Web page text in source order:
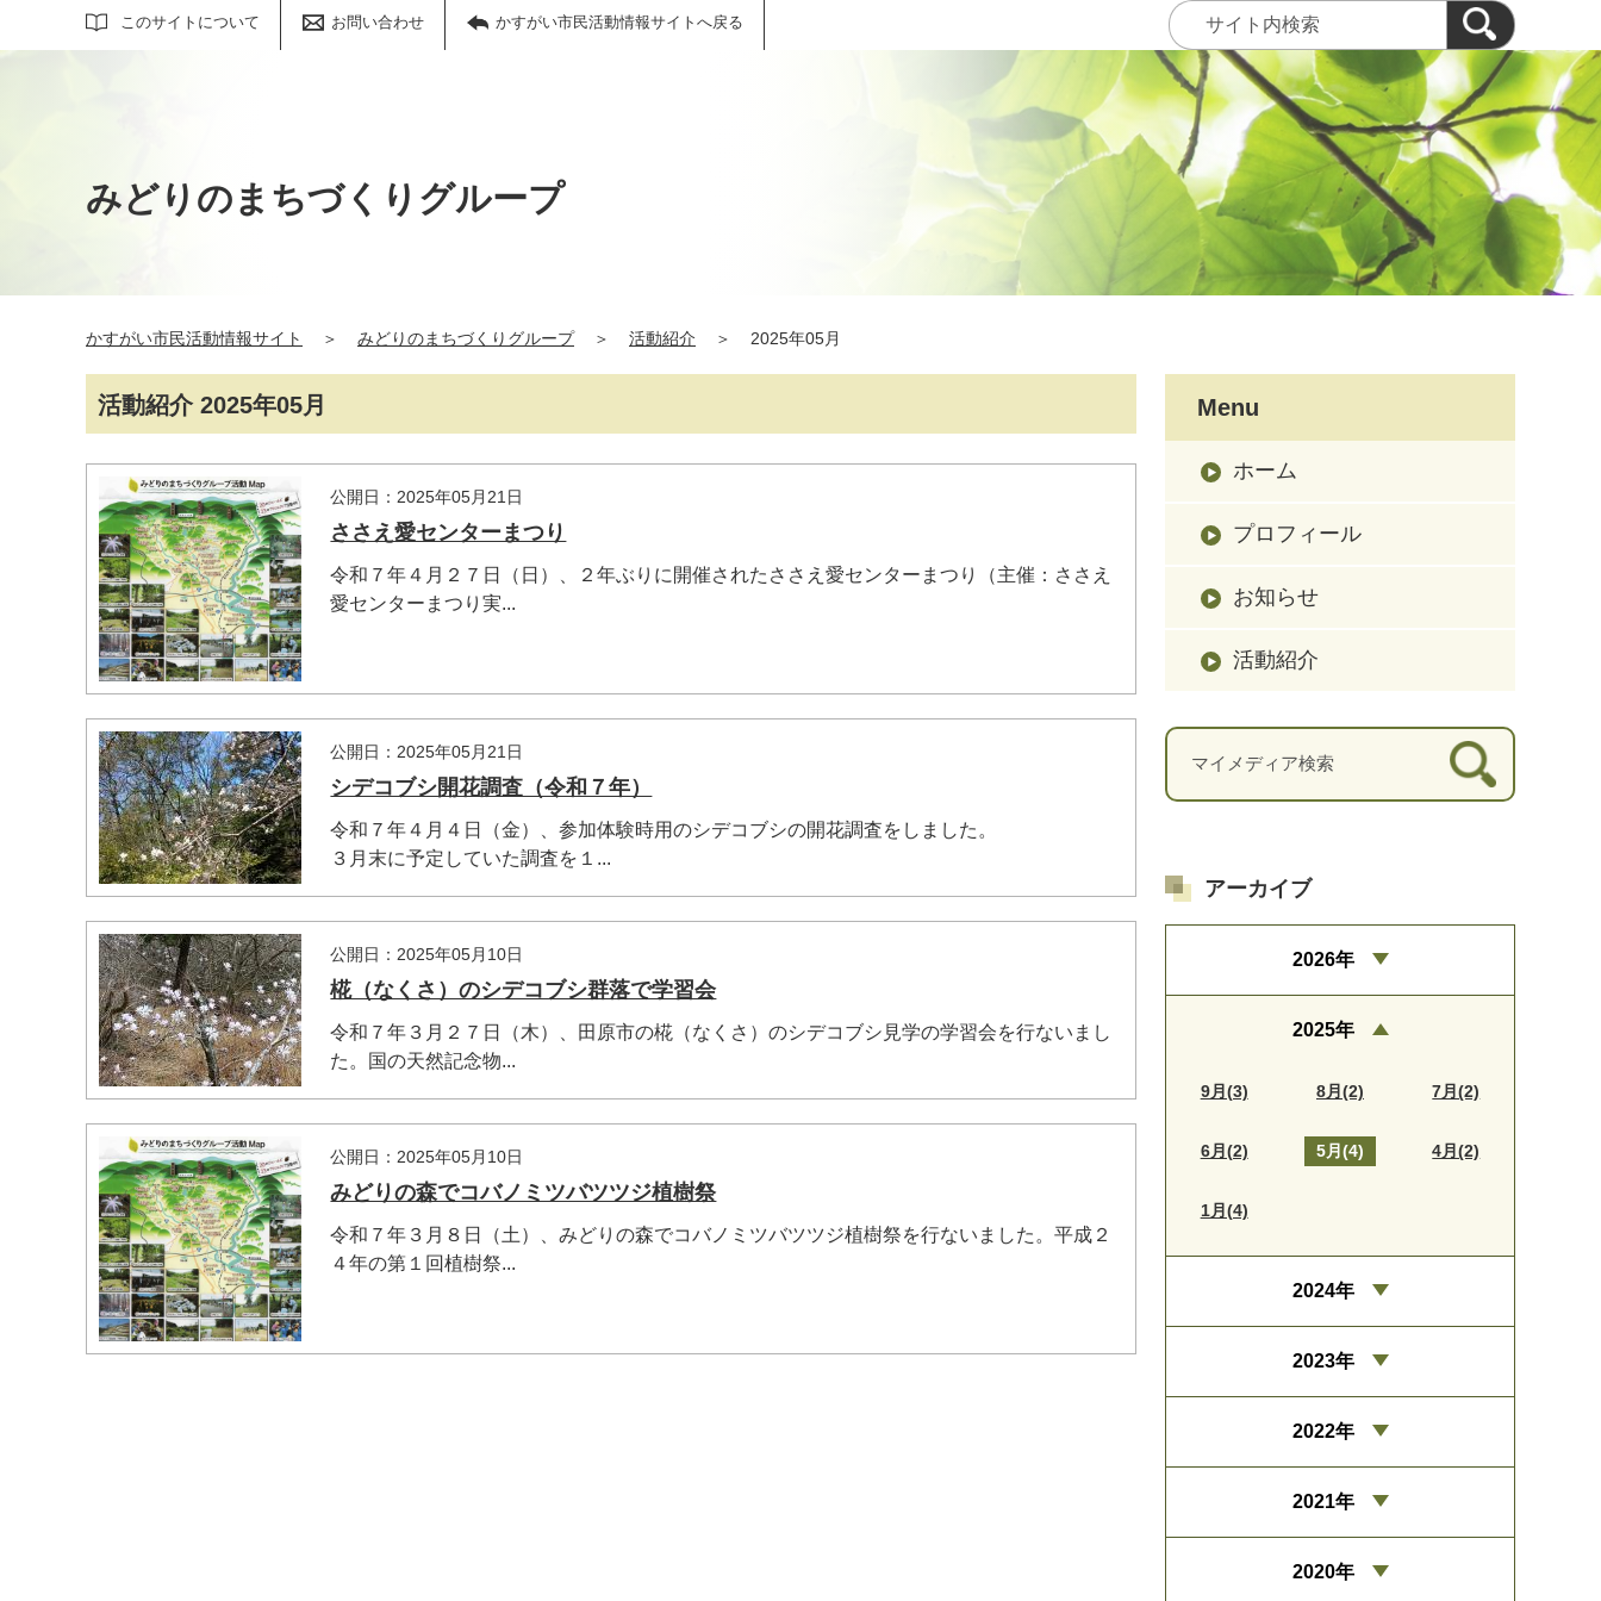
このサイトについて お問い合わせ かすがい市民活動情報サイトへ戻る
サイト内検索
みどりのまちづくりグループ
かすがい市民活動情報サイト ＞ みどりのまちづくりグループ ＞ 活動紹介 ＞ 2025年05月
活動紹介 2025年05月
公開日：2025年05月21日
ささえ愛センターまつり
令和７年４月２７日（日）、２年ぶりに開催されたささえ愛センターまつり（主催：ささえ
愛センターまつり実...
公開日：2025年05月21日
シデコブシ開花調査（令和７年）
令和７年４月４日（金）、参加体験時用のシデコブシの開花調査をしました。
３月末に予定していた調査を１...
公開日：2025年05月10日
椛（なくさ）のシデコブシ群落で学習会
令和７年３月２７日（木）、田原市の椛（なくさ）のシデコブシ見学の学習会を行ないまし
た。国の天然記念物...
公開日：2025年05月10日
みどりの森でコバノミツバツツジ植樹祭
令和７年３月８日（土）、みどりの森でコバノミツバツツジ植樹祭を行ないました。平成２
４年の第１回植樹祭...
Menu
ホーム
プロフィール
お知らせ
活動紹介
マイメディア検索
アーカイブ
2026年
2025年
9月(3) 8月(2) 7月(2)
6月(2) 5月(4) 4月(2)
1月(4)
2024年
2023年
2022年
2021年
2020年